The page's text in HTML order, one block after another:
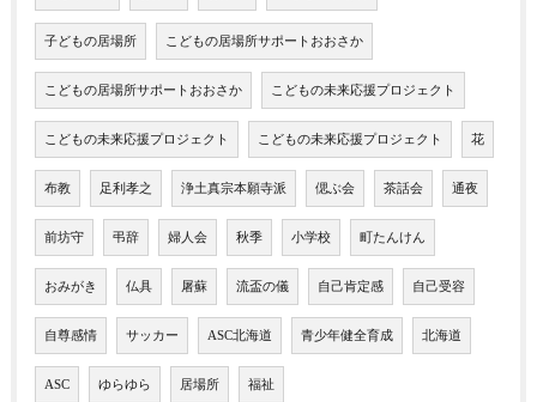
子どもの居場所 こどもの居場所サポートおおさか
こどもの居場所サポートおおさか こどもの未来応援プロジェクト
こどもの未来応援プロジェクト こどもの未来応援プロジェクト 花
布教 足利孝之 浄土真宗本願寺派 偲ぶ会 茶話会 通夜
前坊守 弔辞 婦人会 秋季 小学校 町たんけん
おみがき 仏具 屠蘇 流盃の儀 自己肯定感 自己受容
自尊感情 サッカー ASC北海道 青少年健全育成 北海道
ASC ゆらゆら 居場所 福祉